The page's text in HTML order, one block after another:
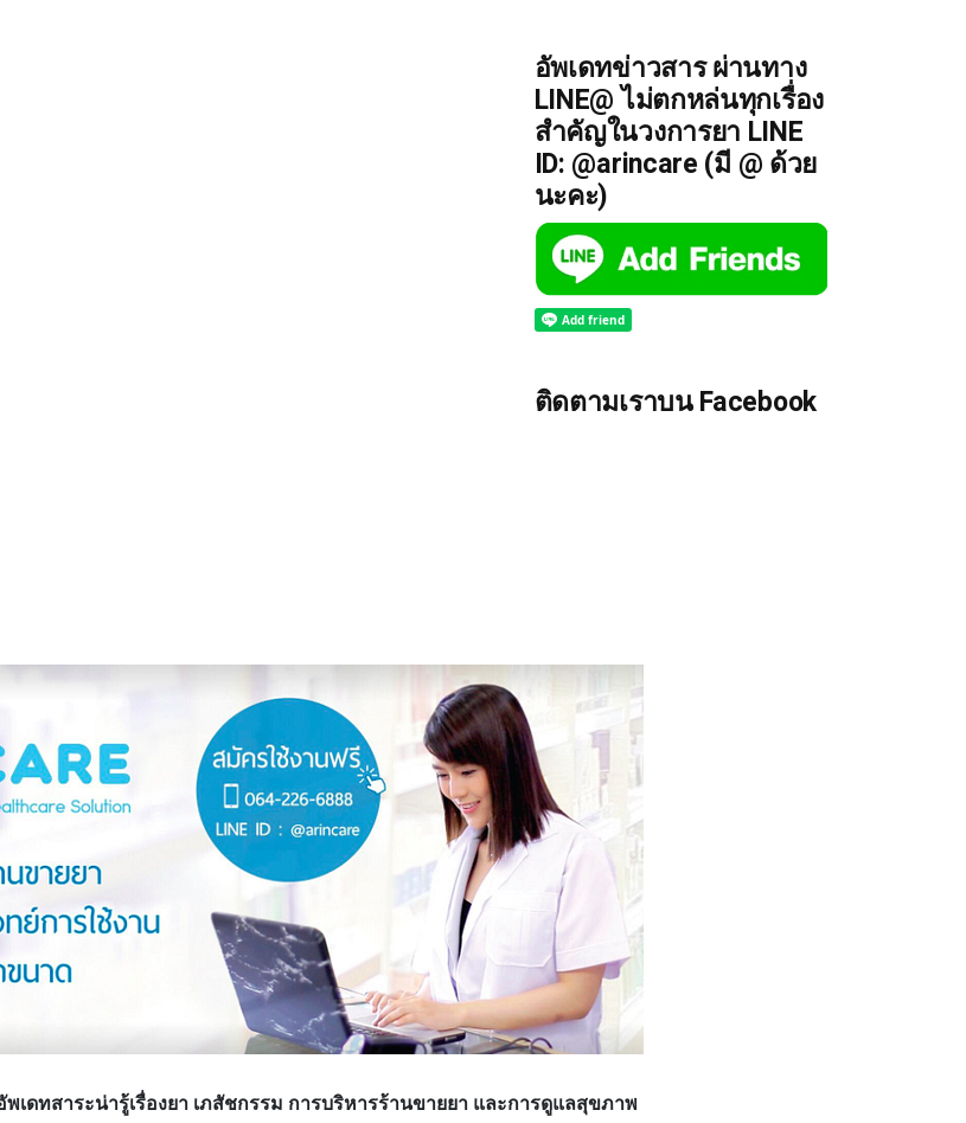
อัพเดทข่าวสาร ผ่านทาง
LINE@ ไม่ตกหล่นทุกเรื่อง
สำคัญในวงการยา LINE
ID: @arincare (มี @ ด้วย
นะคะ)
ติดตามเราบน Facebook
เดทสาระน่ารู้เรื่องยา เภสัชกรรม การบริหารร้านขายยา และการดูแลสุขภาพ